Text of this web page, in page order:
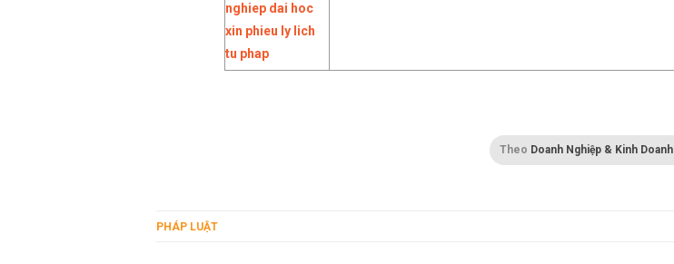
Theo Doanh Nghiệp & Kinh Doanh
PHÁP LUẬT